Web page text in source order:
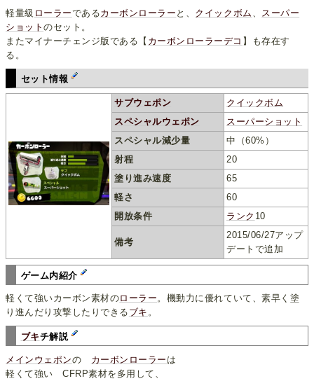
軽量級 ローラーであるカーボンローラー と、 クイックボム 、 スーパー
ショットのセット。
またマイナーチェンジ版である【 カーボンローラーデコ 】も存在す
る。
セット情報
サブウェポン
クイックボム
スペシャルウェポン
スーパーショット
スペシャル減少量
中（60%）
射程
20
塗り進み速度
65
軽さ
60
開放条件
ランク 10
備考
2015/06/27アップ
デートで追加
ゲーム内紹介
軽くて強いカーボン素材のローラー。機動力に優れていて、素早く塗
り進んだり攻撃したりできる ブキ 。
ブキチ解説
メインウェポンの カーボンローラー は
軽くて強い CFRP素材を多用して、